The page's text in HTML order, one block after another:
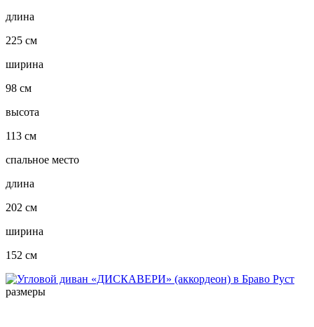
длина
225 см
ширина
98 см
высота
113 см
спальное место
длина
202 см
ширина
152 см
размеры